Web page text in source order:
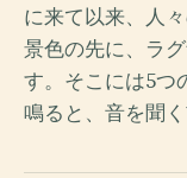
に来て以来、人
景色の先に、ラ
す。そこには5つ
鳴ると、音を聞